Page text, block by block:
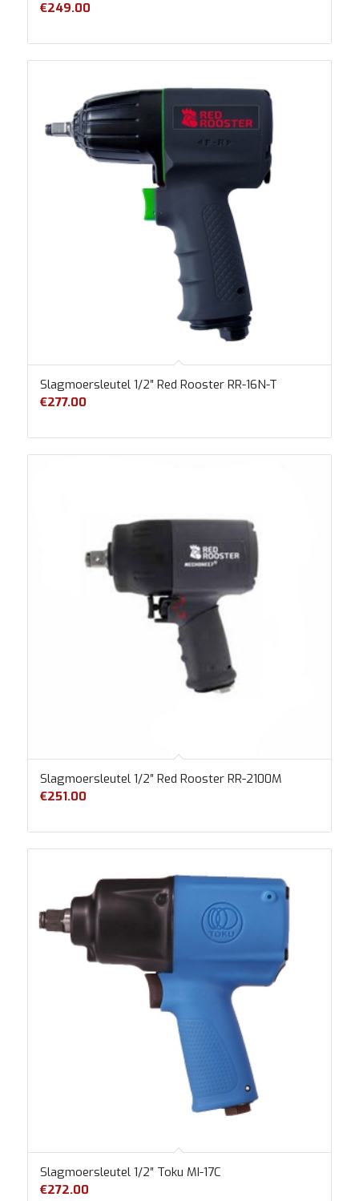
€249.00
Slagmoersleutel 1/2″ Red Rooster RR-16N-T
€277.00
Slagmoersleutel 1/2″ Red Rooster RR-2100M
€251.00
Slagmoersleutel 1/2″ Toku MI-17C
€272.00